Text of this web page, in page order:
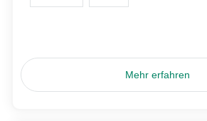
Mehr erfahren